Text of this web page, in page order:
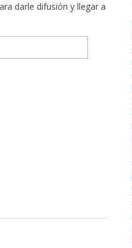
darle difusión y llegar a